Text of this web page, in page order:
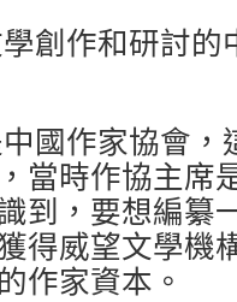
創作和研討
國作家協會
當時作協主席
到，要想編纂
得威望文學機
作家資本。